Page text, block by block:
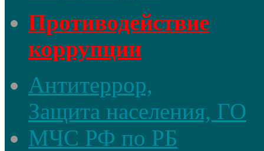
Противодействие
коррупции
Антитеррор,
Защита населения, ГО
МЧС РФ по РБ